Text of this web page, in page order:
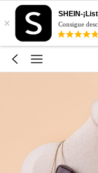
×
SHEIN-
Consigue